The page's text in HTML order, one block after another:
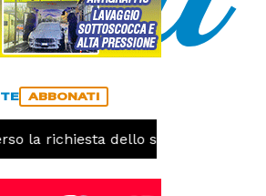
ABBONATI
richiesta dello stato di calamità